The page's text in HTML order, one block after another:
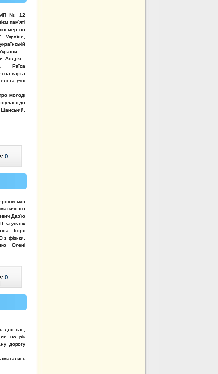
№ 12
пам'яті
України,
Андрія -
Раїса
варта
та учні
молоді
до
0
Дар’ю
ступенів
Ігоря
з фізики.
Олені
0
|
для нас,
на рік
дорогу